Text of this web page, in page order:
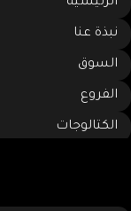
نبذة عنا
السوق
الفروع
الكتالوجات